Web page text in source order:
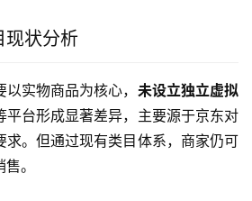
现状分析
实物商品为核心， 未设立独立虚拟
平台形成显著差异，主要源于京东对
求。但通过现有类目体系，商家仍可
。